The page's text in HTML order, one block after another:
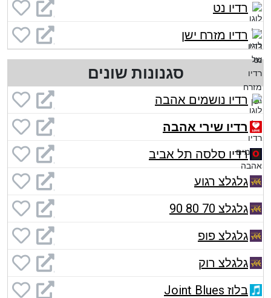
רדיו נט
רדיו מזרח ישן
סגנונות שונים
רדיו נושמים אהבה
רדיו שירי אהבה
רדיו סלסה תל אביב
גלגלצ רגוע
גלגלצ 70 80 90
גלגלצ פופ
גלגלצ רוק
בלוז Joint Blues